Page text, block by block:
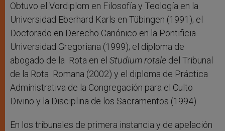
Obtuvo el Vordiplom en Filosofía y Teología en la
Universidad Eberhard Karls en Tübingen (1991); el
Doctorado en Derecho Canónico en la Pontificia
Universidad Gregoriana (1999); el diploma de
abogado de la Rota en el Studium rotale del Tribunal
de la Rota Romana (2002) y el diploma de Práctica
Administrativa de la Congregación para el Culto
Divino y la Disciplina de los Sacramentos (1994).
En los tribunales de primera instancia y de apelación